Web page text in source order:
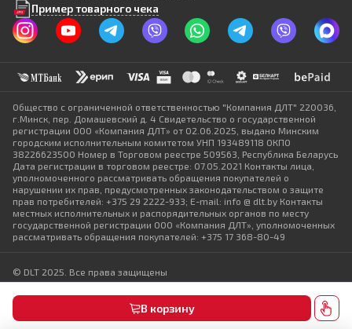
В корзину
Пример товарного чека
Общество с ограниченной ответственностью "Компания ДЛТ" 220036,
г.Минск, пер. Домашевский д. 4 Свидетельство о государственной
регистрации ООО «Компания ДЛТ» от 02.06.2025, выдано Минским
городским исполнительным комитетом УНП 193489118 ОКПО
38226623500 Номер в Торговом реестре 509563, Республика Беларусь
Дата регистрации в торговом реестре: 07.05.2021 Контакты лица,
уполномоченного рассматривать обращения покупателей о
нарушении их прав, предусмотренных законодательством о защите
прав потребителей: +375 29 2222-933; E-mail: info @ dlt.by Контакты
местных исполнительных и распорядительных органов по месту
государственной регистрации ООО «Компания ДЛТ», уполномоченных
рассматривать обращения покупателей: +375 17 368-80-49
© DLT 2025. Все права защищены
Политика конфиденциальности
Выбор настроек Cookie
Разработка сайта — SLAM